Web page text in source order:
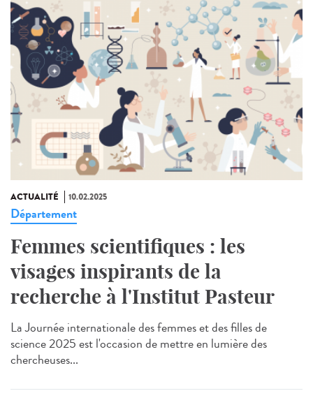
ACTUALITÉ 10.02.2025
Département
Femmes scientifiques : les
visages inspirants de la
recherche à l'Institut Pasteur
La Journée internationale des femmes et des filles de
science 2025 est l'occasion de mettre en lumière des
chercheuses...